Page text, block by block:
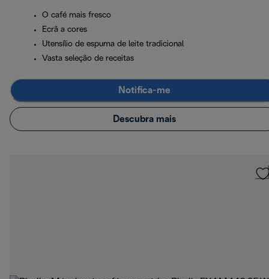
O café mais fresco
Ecrã a cores
Utensílio de espuma de leite tradicional
Vasta seleção de receitas
Notifica-me
Descubra mais